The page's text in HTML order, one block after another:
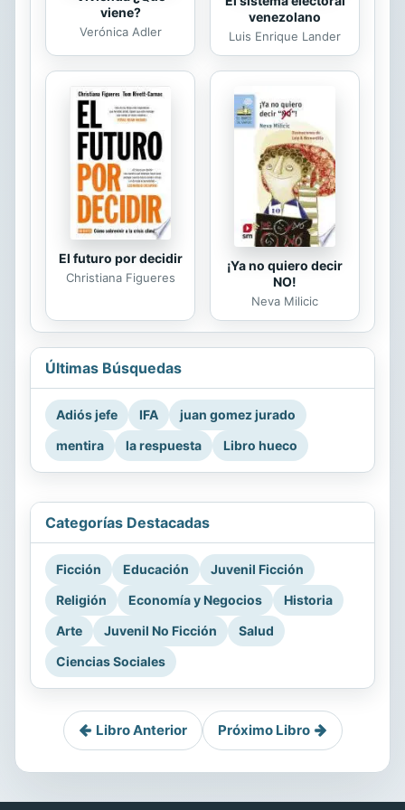
viene?
Verónica Adler
venezolano
Luis Enrique Lander
El futuro por decidir
Christiana Figueres
¡Ya no quiero decir
NO!
Neva Milicic
Últimas Búsquedas
Adiós jefe IFA
juan gomez jurado
mentira
la respuesta Libro hueco
Categorías Destacadas
Ficción Educación
Juvenil Ficción
Religión
Economía y Negocios
Historia
Arte
Juvenil No Ficción
Salud
Ciencias Sociales
Libro Anterior Próximo Libro